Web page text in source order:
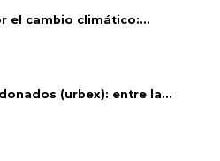
el cambio climático:...
(urbex): entre la...